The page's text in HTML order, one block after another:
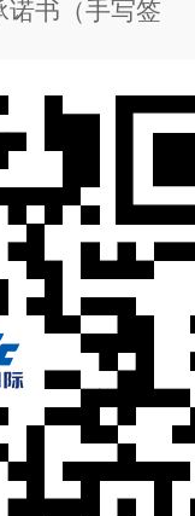
诺书（手写签